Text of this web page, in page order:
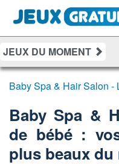
JEUX DU MOMENT
RAMI JETX
Baby Spa & Hair Salon -
Baby Spa &
de bébé :
plus beaux du